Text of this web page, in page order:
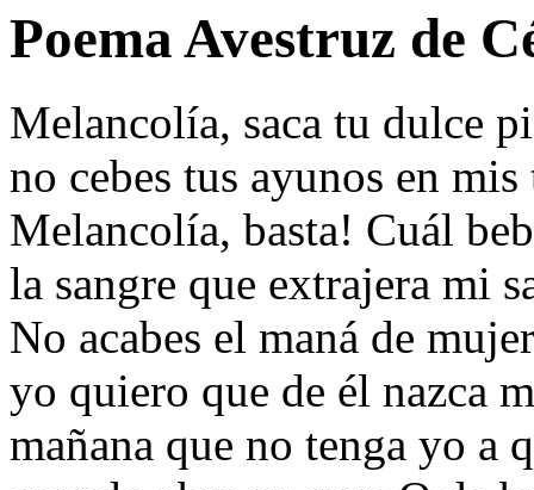
Poema Avestruz de
Melancolía, saca tu dulce
no cebes tus ayunos en
Melancolía, basta! Cuál
la sangre que extrajera mi
No acabes el maná de
yo quiero que de él nazca
mañana que no tenga yo a